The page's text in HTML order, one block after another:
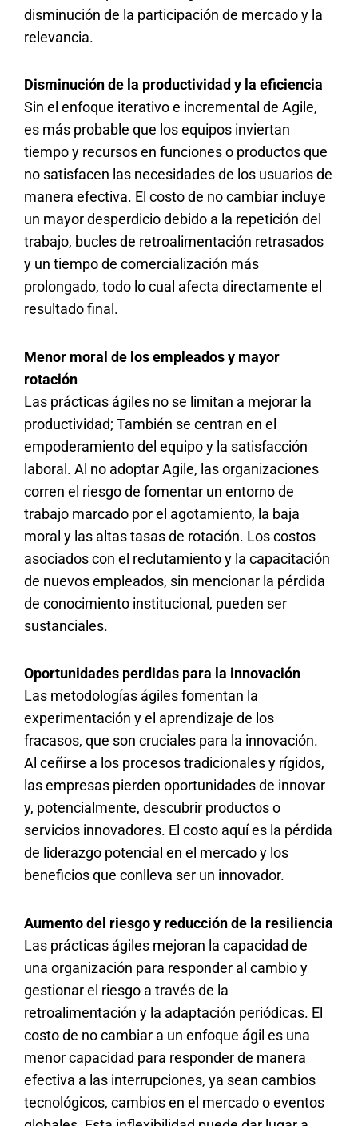
disminución de la participación de mercado y la
relevancia.
Disminución de la productividad y la eficiencia
Sin el enfoque iterativo e incremental de Agile,
es más probable que los equipos inviertan
tiempo y recursos en funciones o productos que
no satisfacen las necesidades de los usuarios de
manera efectiva. El costo de no cambiar incluye
un mayor desperdicio debido a la repetición del
trabajo, bucles de retroalimentación retrasados
y un tiempo de comercialización más
prolongado, todo lo cual afecta directamente el
resultado final.
Menor moral de los empleados y mayor
rotación
Las prácticas ágiles no se limitan a mejorar la
productividad; También se centran en el
empoderamiento del equipo y la satisfacción
laboral. Al no adoptar Agile, las organizaciones
corren el riesgo de fomentar un entorno de
trabajo marcado por el agotamiento, la baja
moral y las altas tasas de rotación. Los costos
asociados con el reclutamiento y la capacitación
de nuevos empleados, sin mencionar la pérdida
de conocimiento institucional, pueden ser
sustanciales.
Oportunidades perdidas para la innovación
Las metodologías ágiles fomentan la
experimentación y el aprendizaje de los
fracasos, que son cruciales para la innovación.
Al ceñirse a los procesos tradicionales y rígidos,
las empresas pierden oportunidades de innovar
y, potencialmente, descubrir productos o
servicios innovadores. El costo aquí es la pérdida
de liderazgo potencial en el mercado y los
beneficios que conlleva ser un innovador.
Aumento del riesgo y reducción de la resiliencia
Las prácticas ágiles mejoran la capacidad de
una organización para responder al cambio y
gestionar el riesgo a través de la
retroalimentación y la adaptación periódicas. El
costo de no cambiar a un enfoque ágil es una
menor capacidad para responder de manera
efectiva a las interrupciones, ya sean cambios
tecnológicos, cambios en el mercado o eventos